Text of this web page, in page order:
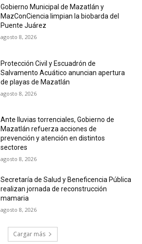
Gobierno Municipal de Mazatlán y
MazConCiencia limpian la biobarda del
Puente Juárez
agosto 8, 2026
Protección Civil y Escuadrón de
Salvamento Acuático anuncian apertura
de playas de Mazatlán
agosto 8, 2026
Ante lluvias torrenciales, Gobierno de
Mazatlán refuerza acciones de
prevención y atención en distintos
sectores
agosto 8, 2026
Secretaría de Salud y Beneficencia Pública
realizan jornada de reconstrucción
mamaria
agosto 8, 2026
Cargar más